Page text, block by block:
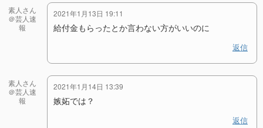
素人さん
＠芸人速
報
2021年1月13日 19:11
給付金もらったとか言わない方がいいのに
返信
素人さん
＠芸人速
報
2021年1月14日 13:39
嫉妬では？
返信